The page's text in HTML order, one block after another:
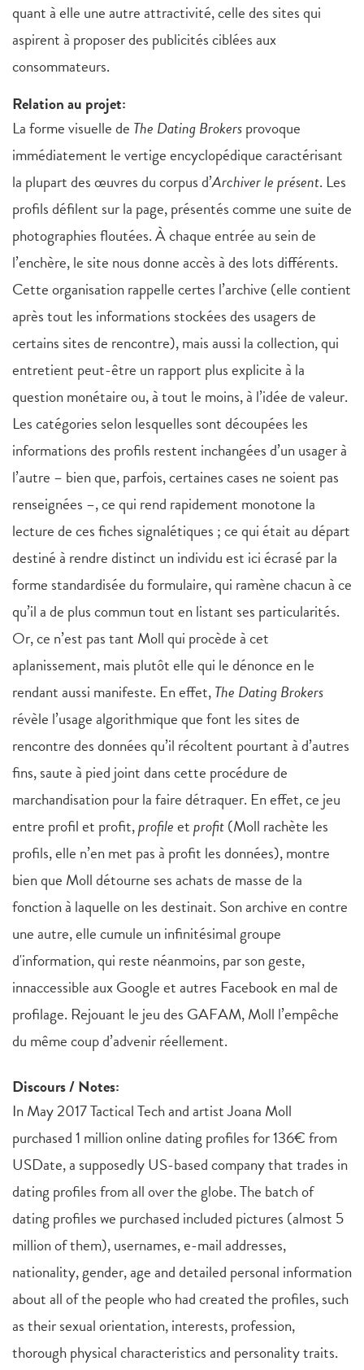
quant à elle une autre attractivité, celle des sites qui
aspirent à proposer des publicités ciblées aux
consommateurs.
Relation au projet:
La forme visuelle de The Dating Brokersprovoque
immédiatement le vertige encyclopédique caractérisant
la plupart des œuvres du corpus d’Archiver le présent. Les
profils défilent sur la page, présentés comme une suite de
photographies floutées. À chaque entrée au sein de
l’enchère, le site nous donne accès à des lots différents.
Cette organisation rappelle certes l’archive (elle contient
après tout les informations stockées des usagers de
certains sites de rencontre), mais aussi la collection, qui
entretient peut-être un rapport plus explicite à la
question monétaire ou, à tout le moins, à l’idée de valeur.
Les catégories selon lesquelles sont découpées les
informations des profils restent inchangées d’un usager à
l’autre – bien que, parfois, certaines cases ne soient pas
renseignées –, ce qui rend rapidement monotone la
lecture de ces fiches signalétiques ; ce qui était au départ
destiné à rendre distinct un individu est ici écrasé par la
forme standardisée du formulaire, qui ramène chacun à ce
qu’il a de plus commun tout en listant ses particularités.
Or, ce n’est pas tant Moll qui procède à cet
aplanissement, mais plutôt elle qui le dénonce en le
rendant aussi manifeste. En effet,The Dating Brokers
révèle l’usage algorithmique que font les sites de
rencontre des données qu’il récoltent pourtant à d’autres
fins, saute à pied joint dans cette procédure de
marchandisation pour la faire détraquer. En effet, ce jeu
entre profil et profit,profileetprofit(Moll rachète les
profils, elle n’en met pas à profit les données), montre
bien que Moll détourne ses achats de masse de la
fonction à laquelle on les destinait. Son archive en contre
une autre, elle cumule un infinitésimal groupe
d'information, qui reste néanmoins, par son geste,
innaccessible aux Google et autres Facebook en mal de
profilage. Rejouant le jeu des GAFAM, Moll l’empêche
du même coup d’advenir réellement.
Discours / Notes:
In May 2017 Tactical Tech and artist Joana Moll
purchased 1 million online dating profiles for 136€ from
USDate, a supposedly US-based company that trades in
dating profiles from all over the globe. The batch of
dating profiles we purchased included pictures (almost 5
million of them), usernames, e-mail addresses,
nationality, gender, age and detailed personal information
about all of the people who had created the profiles, such
as their sexual orientation, interests, profession,
thorough physical characteristics and personality traits.